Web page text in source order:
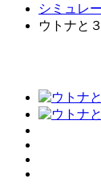
シミュレ
ウトナと